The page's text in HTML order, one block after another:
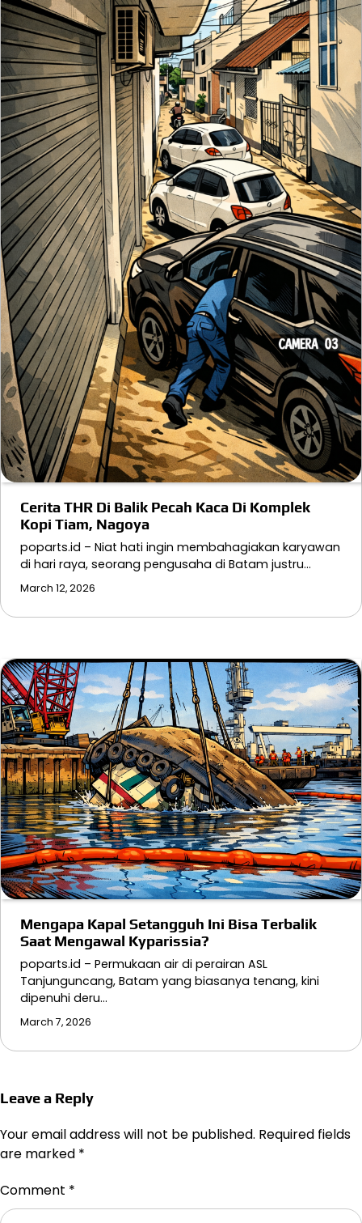
Cerita THR Di Balik Pecah Kaca Di Komplek
Kopi Tiam, Nagoya
poparts.id – Niat hati ingin membahagiakan karyawan
di hari raya, seorang pengusaha di Batam justru…
March 12, 2026
Mengapa Kapal Setangguh Ini Bisa Terbalik
Saat Mengawal Kyparissia?
poparts.id – Permukaan air di perairan ASL
Tanjunguncang, Batam yang biasanya tenang, kini
dipenuhi deru…
March 7, 2026
Leave a Reply
Your email address will not be published. Required fields
are marked *
Comment *